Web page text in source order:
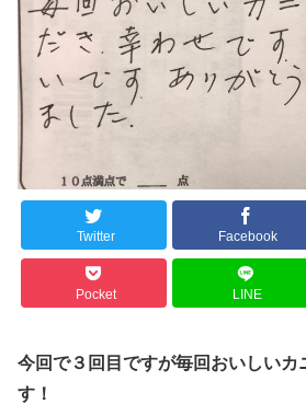
Twitter Facebook
Pocket LINE
今回で３回目ですが毎回おいしいカ
す！